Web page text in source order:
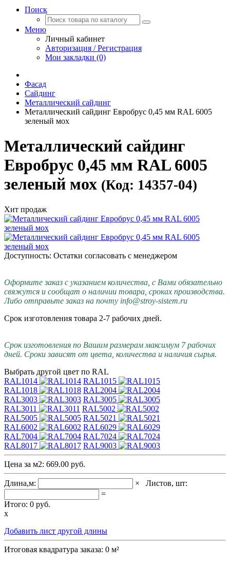
Поиск
Меню
Личный кабинет
Авторизация / Регистрация
Мои закладки (0)
Фасад
Сайдинг
Металлический сайдинг
Металлический сайдинг Евробрус 0,45 мм RAL 6005
зеленый мох
Металлический сайдинг
Евробрус 0,45 мм RAL 6005
зеленый мох (Код: 14357-04)
Хит продаж
Доступность: Остатки согласовать с менеджером
Оформите заказ с указанием количества, с Вами обязательно
свяжутся и сообщат о наличии товара, сроках производства.
Либо отправьте заказ на почту info@stroy-sistem.ru
Срок изготовления товара 2-7 рабочих дней.
Срок изготовления по Вашим размерам максимум 7 рабочих
дней. Сроки зависят от цвета, количества и наличия сырья.
Выбрать другой цвет по RAL
RAL1014
RAL1015
RAL1018
RAL2004
RAL3003
RAL3005
RAL3011
RAL5002
RAL5005
RAL5021
RAL6002
RAL6029
RAL7004
RAL7024
RAL8017
RAL9003
Цена за м2: 669.00 руб.
Длина,м: × Листов, шт:
=
Итого: 0 руб.
x
Добавить лист другой длины
Итоговая квадратура заказа: 0 м²